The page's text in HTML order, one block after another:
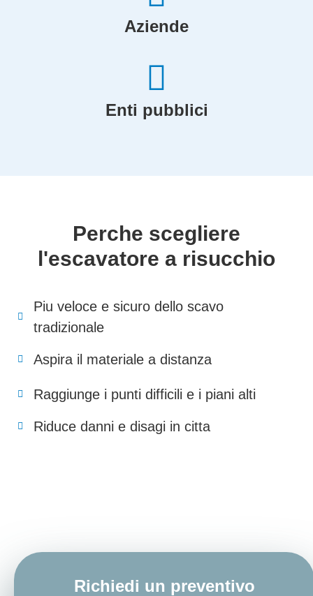
Aziende
Enti pubblici
Perche scegliere
l'escavatore a risucchio
Piu veloce e sicuro dello scavo
tradizionale
Aspira il materiale a distanza
Raggiunge i punti difficili e i piani alti
Riduce danni e disagi in citta
Richiedi un preventivo